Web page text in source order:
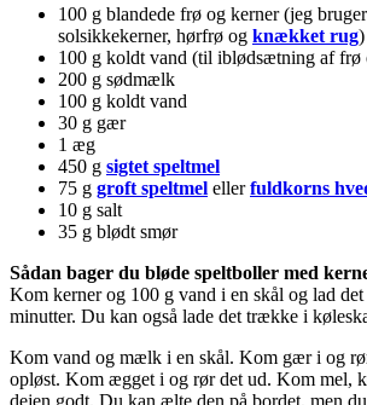
100 g blandede frø og kerner (jeg
solsikkekerner, hørfrø og knækket rug)
100 g koldt vand (til iblødsætning af frø
200 g sødmælk
100 g koldt vand
30 g gær
1 æg
450 g sigtet speltmel
75 g groft speltmel ellerfuldkorns
10 g salt
35 g blødt smør
Sådan bager du bløde speltboller med
Kom kerner og 100 g vand i en skål og lad
minutter. Du kan også lade det trække i
Kom vand og mælk i en skål. Kom gær i og
opløst. Kom ægget i og rør det ud. Kom mel,
dejen godt. Du kan ælte den på bordet, men